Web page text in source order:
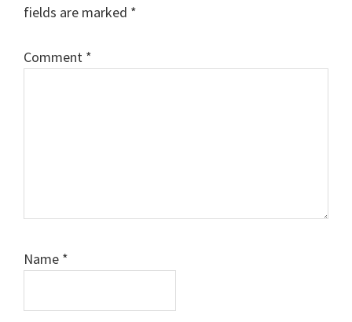
fields are marked *
Comment *
Name *